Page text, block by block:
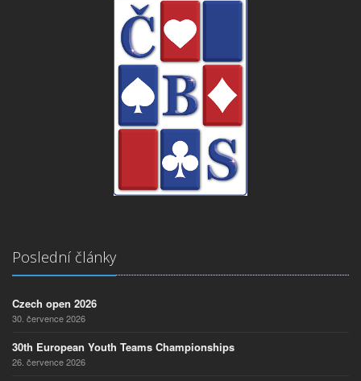
Poslední články
Czech open 2026
30. července 2026
30th European Youth Teams Championships
26. července 2026